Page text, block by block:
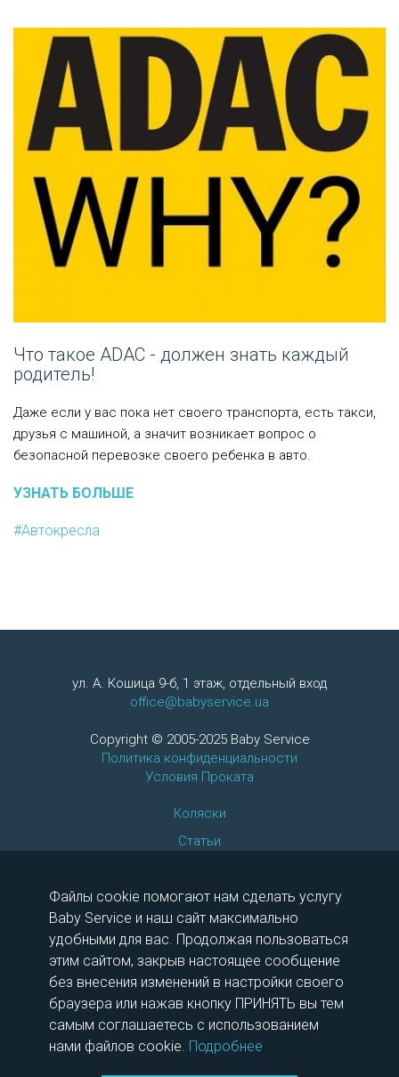
Что такое ADAC - должен знать каждый
родитель!
Даже если у вас пока нет своего транспорта, есть такси,
друзья с машиной, а значит возникает вопрос о
безопасной перевозке своего ребенка в авто.
УЗНАТЬ БОЛЬШЕ
#Автокресла
ул. А. Кошица 9-б, 1 этаж, отдельный вход
office@babyservice.ua
Copyright © 2005-2025 Baby Service
Политика конфиденциальности
Условия Проката
Коляски
Статьи
097 175 13 50
063 366 00 95
066 759 99 12
Шоу-рум работает для вас
пн-вс 12:00 - 15:00
Файлы cookie помогают нам сделать услугу
Baby Service и наш сайт максимально
удобными для вас. Продолжая пользоваться
этим сайтом, закрыв настоящее сообщение
без внесения изменений в настройки своего
браузера или нажав кнопку ПРИНЯТЬ вы тем
самым соглашаетесь с использованием
нами файлов cookie. Подробнее